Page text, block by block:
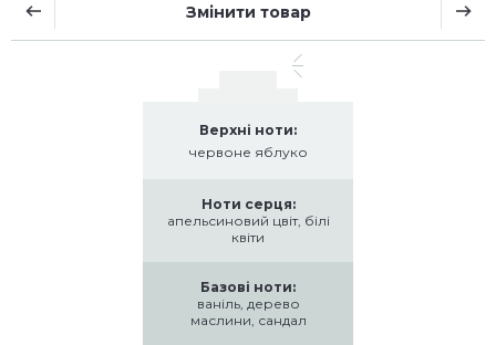
Змінити товар
Верхні ноти:
червоне яблуко
Ноти серця:
апельсиновий цвіт, білі
квіти
Базові ноти:
ваніль, дерево
маслини, сандал